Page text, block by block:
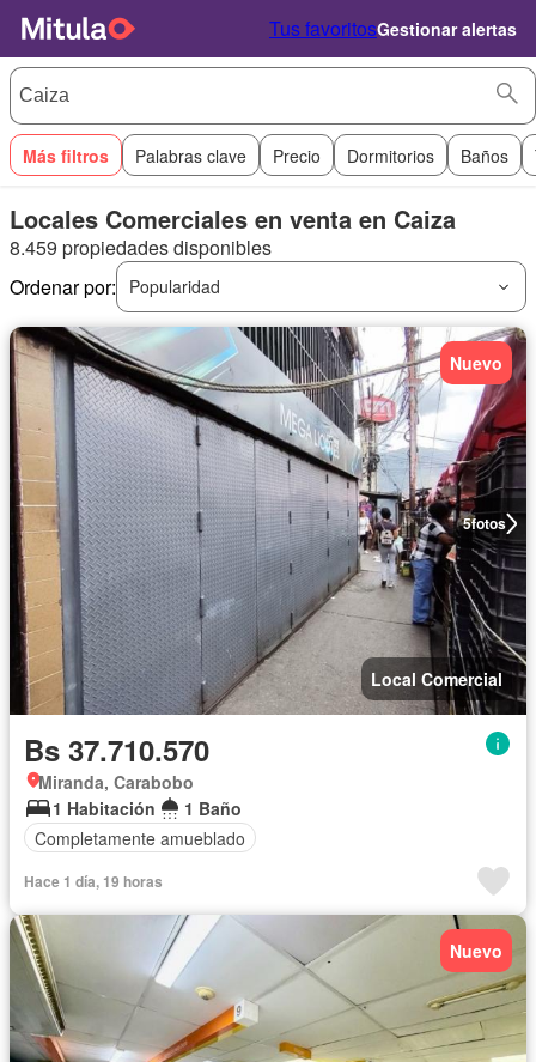
Tus favoritosGestionar alertas
Más filtros Palabras clave Precio Dormitorios Baños
Locales Comerciales en venta en Caiza
8.459 propiedades disponibles
Ordenar por:
Popularidad
5fotos
Nuevo
Local Comercial
Bs 37.710.570
Miranda, Carabobo
1 Habitación
1 Baño
Completamente amueblado
Hace 1 día, 19 horas
Nuevo